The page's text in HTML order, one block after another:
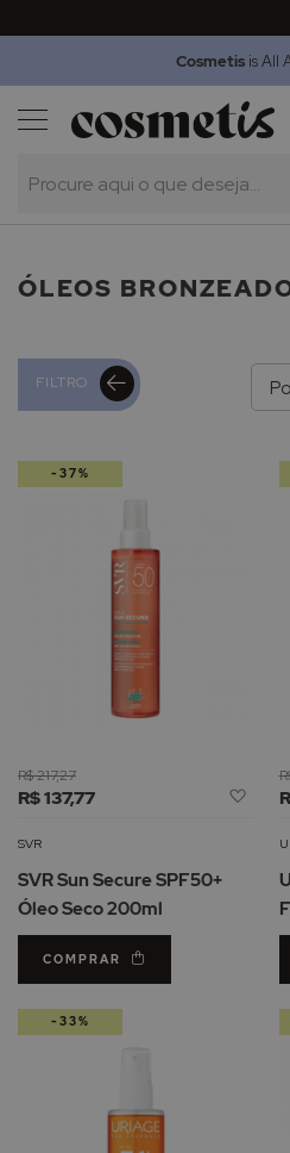
Cosmetisis All
Outlet
ÓLEOS
FILTRO
R$ 137,77
R$ 217,27
Lista
SVR
SVR Sun Secure SPF50+
Óleo Seco 200ml
COMPRAR
-37%
-33%